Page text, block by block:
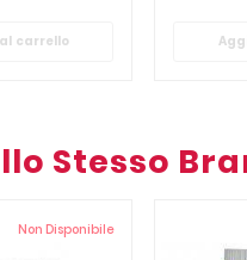
carrello
Stesso
Non Disponibile